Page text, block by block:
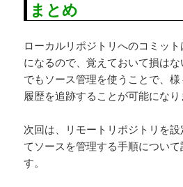
まとめ
ローカルリポジトリへのコミッ
になるので、覚えておいて損は
でもソース管理を使うことで、
履歴を追跡することが可能になり
次回は、リモートリポジトリを
てソースを管理する手順につい
す。